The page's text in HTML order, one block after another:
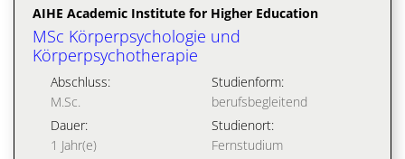
AIHE Academic Institute for Higher Education
MSc Körperpsychologie und
Körperpsychotherapie
Abschluss:
M.Sc.
Studienform:
berufsbegleitend
Dauer:
1 Jahr(e)
Studienort:
Fernstudium